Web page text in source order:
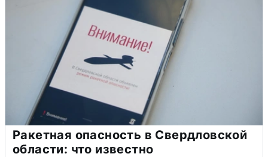
Ракетная опасность в Свердловской
области: что известно